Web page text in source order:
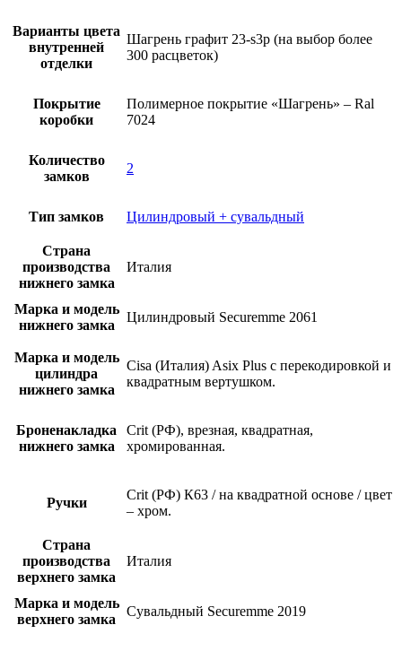
Варианты цвета
внутренней
отделки
Шагрень графит 23-s3p (на выбор более
300 расцветок)
Покрытие
коробки
Полимерное покрытие «Шагрень» – Ral
7024
Количество
замков
2
Тип замков Цилиндровый + сувальдный
Страна
производства
нижнего замка
Италия
Марка и модель
нижнего замка
Цилиндровый Securemme 2061
Марка и модель
цилиндра
нижнего замка
Cisa (Италия) Asix Plus с перекодировкой и
квадратным вертушком.
Броненакладка
нижнего замка
Crit (РФ), врезная, квадратная,
хромированная.
Ручки
Crit (РФ) К63 / на квадратной основе / цвет
– хром.
Страна
производства
верхнего замка
Италия
Марка и модель
верхнего замка
Сувальдный Securemme 2019